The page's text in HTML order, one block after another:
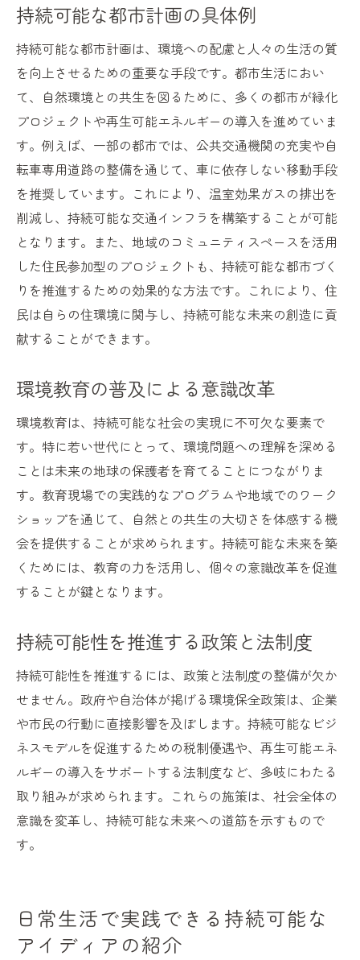
持続可能な都市計画の具体例
持続可能な都市計画は、環境への配慮と人々の生活の質
を向上させるための重要な手段です。都市生活におい
て、自然環境との共生を図るために、多くの都市が緑化
プロジェクトや再生可能エネルギーの導入を進めていま
す。例えば、一部の都市では、公共交通機関の充実や自
転車専用道路の整備を通じて、車に依存しない移動手段
を推奨しています。これにより、温室効果ガスの排出を
削減し、持続可能な交通インフラを構築することが可能
となります。また、地域のコミュニティスペースを活用
した住民参加型のプロジェクトも、持続可能な都市づく
りを推進するための効果的な方法です。これにより、住
民は自らの住環境に関与し、持続可能な未来の創造に貢
献することができます。
環境教育の普及による意識改革
環境教育は、持続可能な社会の実現に不可欠な要素で
す。特に若い世代にとって、環境問題への理解を深める
ことは未来の地球の保護者を育てることにつながりま
す。教育現場での実践的なプログラムや地域でのワーク
ショップを通じて、自然との共生の大切さを体感する機
会を提供することが求められます。持続可能な未来を築
くためには、教育の力を活用し、個々の意識改革を促進
することが鍵となります。
持続可能性を推進する政策と法制度
持続可能性を推進するには、政策と法制度の整備が欠か
せません。政府や自治体が掲げる環境保全政策は、企業
や市民の行動に直接影響を及ぼします。持続可能なビジ
ネスモデルを促進するための税制優遇や、再生可能エネ
ルギーの導入をサポートする法制度など、多岐にわたる
取り組みが求められます。これらの施策は、社会全体の
意識を変革し、持続可能な未来への道筋を示すもので
す。
日常生活で実践できる持続可能な
アイディアの紹介